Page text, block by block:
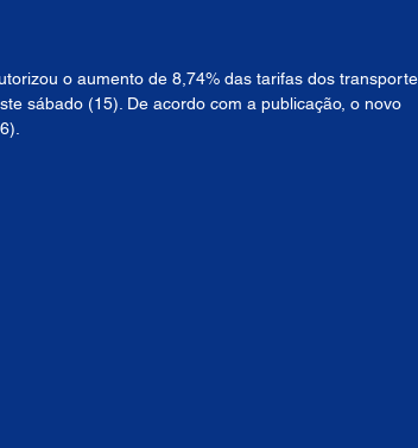
o aumento de 8,74% das tarifas dos
sábado (15). De acordo com a publicação, o novo